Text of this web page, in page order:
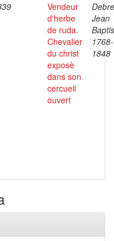
Vendeur
d'herbe
de ruda.
Chevalier
du christ
exposè
dans son
cercueil
ouvert
Jean
1768-
1848